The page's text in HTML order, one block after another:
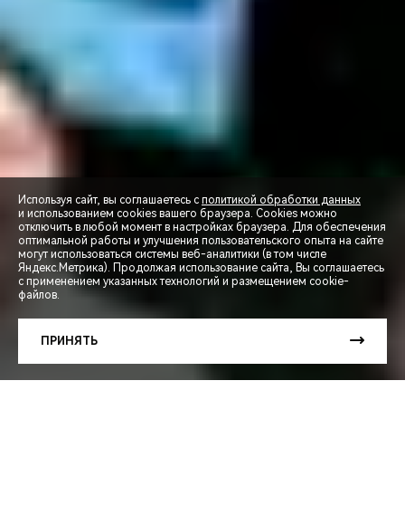
Используя сайт, вы соглашаетесь с политикой обработки данных
и использованием cookies вашего браузера. Cookies можно
отключить в любой момент в настройках браузера. Для обеспечения
оптимальной работы и улучшения пользовательского опыта на сайте
могут использоваться системы веб-аналитики (в том числе
Яндекс.Метрика). Продолжая использование сайта, Вы соглашаетесь
с применением указанных технологий и размещением cookie-
файлов.
ПРИНЯТЬ